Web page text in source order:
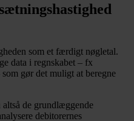
som et færdigt nøgletal.
data i regnskabet – fx
gør det muligt at beregne
altså de grundlæggende
debitorernes